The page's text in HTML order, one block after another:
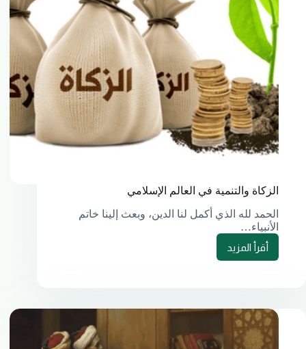
الزكاة والتنمية في العالم الإسلامي
الحمد لله الذي أكمل لنا الدين، وبعث إلينا خاتم
الأنبياء…
أقرأ المزيد